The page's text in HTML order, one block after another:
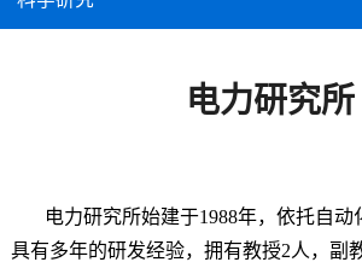
电力研究所
电力研究所始建于1988年，依托自动
具有多年的研发经验，拥有教授2人，副